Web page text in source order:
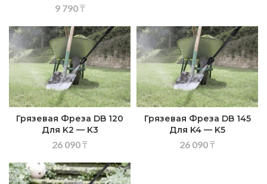
9 790₸
Грязевая Фреза DB 120
Для K2 — K3
26 090₸
Грязевая Фреза DB 145
Для K4 — K5
26 090₸